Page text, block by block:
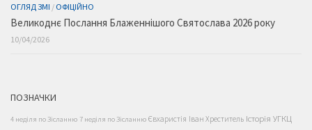
ОГЛЯД ЗМІ / ОФІЦІЙНО
Великоднє Послання Блаженнішого Святослава 2026 року
10/04/2026
ПОЗНАЧКИ
4 неділя по Зісланню 7 неділя по Зісланню Євхаристія Іван Хреститель Історія УГКЦ